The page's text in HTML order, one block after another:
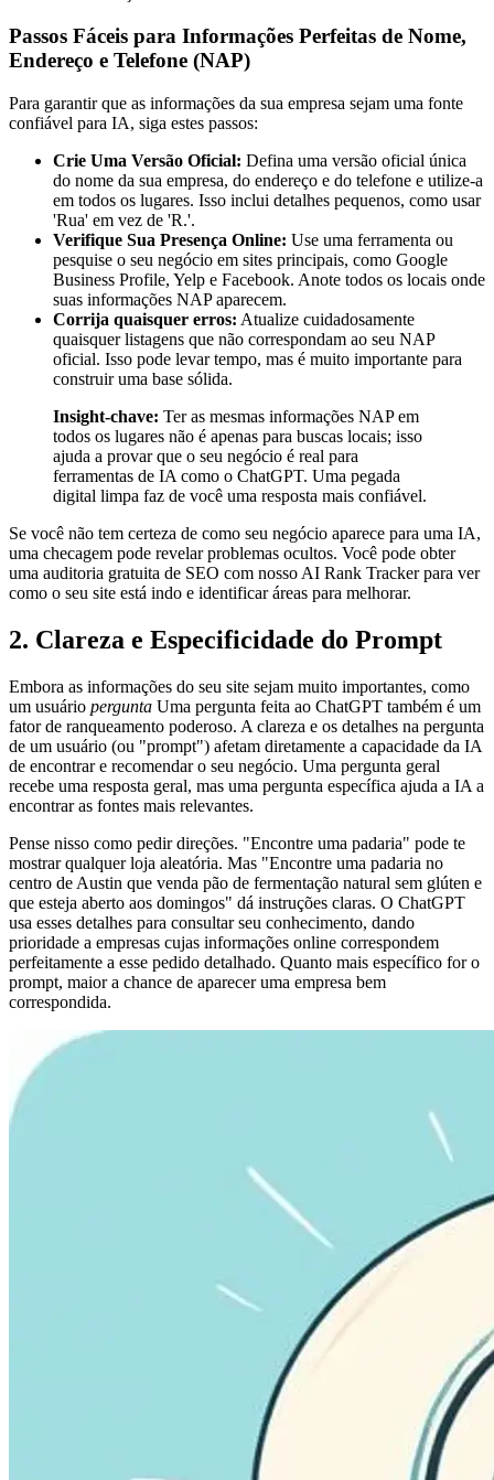
Passos Fáceis para Informações Perfeitas de Nome,
Endereço e Telefone (NAP)
Para garantir que as informações da sua empresa sejam uma fonte
confiável para IA, siga estes passos:
Crie Uma Versão Oficial: Defina uma versão oficial única
do nome da sua empresa, do endereço e do telefone e utilize-a
em todos os lugares. Isso inclui detalhes pequenos, como usar
'Rua' em vez de 'R.'.
Verifique Sua Presença Online: Use uma ferramenta ou
pesquise o seu negócio em sites principais, como Google
Business Profile, Yelp e Facebook. Anote todos os locais onde
suas informações NAP aparecem.
Corrija quaisquer erros: Atualize cuidadosamente
quaisquer listagens que não correspondam ao seu NAP
oficial. Isso pode levar tempo, mas é muito importante para
construir uma base sólida.
Insight-chave: Ter as mesmas informações NAP em
todos os lugares não é apenas para buscas locais; isso
ajuda a provar que o seu negócio é real para
ferramentas de IA como o ChatGPT. Uma pegada
digital limpa faz de você uma resposta mais confiável.
Se você não tem certeza de como seu negócio aparece para uma IA,
uma checagem pode revelar problemas ocultos. Você pode obter
uma auditoria gratuita de SEO com nosso AI Rank Tracker para ver
como o seu site está indo e identificar áreas para melhorar.
2. Clareza e Especificidade do Prompt
Embora as informações do seu site sejam muito importantes, como
um usuário pergunta Uma pergunta feita ao ChatGPT também é um
fator de ranqueamento poderoso. A clareza e os detalhes na pergunta
de um usuário (ou "prompt") afetam diretamente a capacidade da IA
de encontrar e recomendar o seu negócio. Uma pergunta geral
recebe uma resposta geral, mas uma pergunta específica ajuda a IA a
encontrar as fontes mais relevantes.
Pense nisso como pedir direções. "Encontre uma padaria" pode te
mostrar qualquer loja aleatória. Mas "Encontre uma padaria no
centro de Austin que venda pão de fermentação natural sem glúten e
que esteja aberto aos domingos" dá instruções claras. O ChatGPT
usa esses detalhes para consultar seu conhecimento, dando
prioridade a empresas cujas informações online correspondem
perfeitamente a esse pedido detalhado. Quanto mais específico for o
prompt, maior a chance de aparecer uma empresa bem
correspondida.